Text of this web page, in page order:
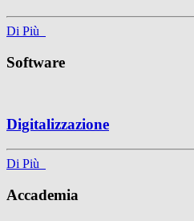
Di Più
Software
Digitalizzazione
Di Più
Accademia